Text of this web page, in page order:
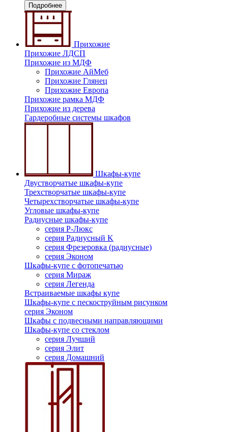
Подробнее
Прихожие
Прихожие ЛДСП
Прихожие из МДФ
Прихожие АйМеб
Прихожие Глянец
Прихожие Европа
Прихожие рамка МДФ
Прихожие из дерева
Гардеробные системы шкафов
Шкафы-купе
Двустворчатые шкафы-купе
Трехстворчатые шкафы-купе
Четырехстворчатые шкафы-купе
Угловые шкафы-купе
Радиусные шкафы-купе
серия Р-Люкс
серия Радиусный K
серия Фрезеровка (радиусные)
серия Эконом
Шкафы-купе с фотопечатью
серия Мираж
серия Легенда
Встраиваемые шкафы купе
Шкафы-купе с пескоструйным рисунком
серия Эконом
Шкафы с подвесными направляющими
Шкафы-купе со стеклом
серия Лучший
серия Элит
серия Домашний